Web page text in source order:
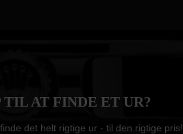
AT FINDE ET UR?
det helt rigtige ur - til den rigtige pris!